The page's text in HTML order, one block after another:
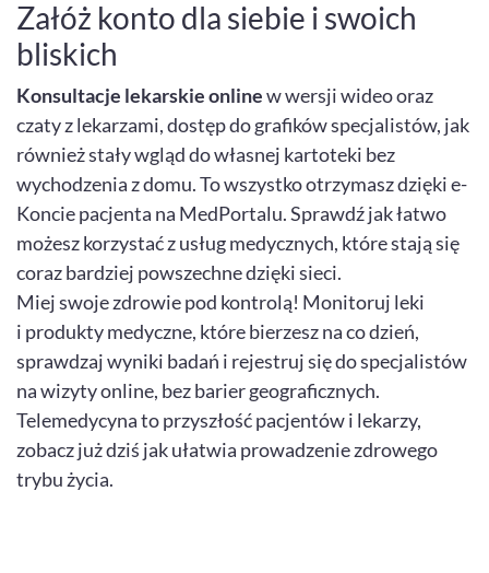
Załóż konto dla siebie i swoich
bliskich
Konsultacje lekarskie onlinew wersji wideo oraz
czaty z lekarzami, dostęp do grafików specjalistów, jak
również stały wgląd do własnej kartoteki bez
wychodzenia z domu. To wszystko otrzymasz dzięki e-
Koncie pacjenta na MedPortalu. Sprawdź jak łatwo
możesz korzystać z usług medycznych, które stają się
coraz bardziej powszechne dzięki sieci.
Miej swoje zdrowie pod kontrolą! Monitoruj leki
i produkty medyczne, które bierzesz na co dzień,
sprawdzaj wyniki badań i rejestruj się do specjalistów
na wizyty online, bez barier geograficznych.
Telemedycyna to przyszłość pacjentów i lekarzy,
zobacz już dziś jak ułatwia prowadzenie zdrowego
trybu życia.